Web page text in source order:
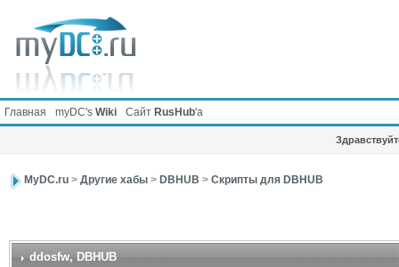
Главная myDC's Wiki Сайт RusHub'а
MyDC.ru> Другие хабы> DBHUB > Скрипты для DBHUB
ddosfw, DBHUB